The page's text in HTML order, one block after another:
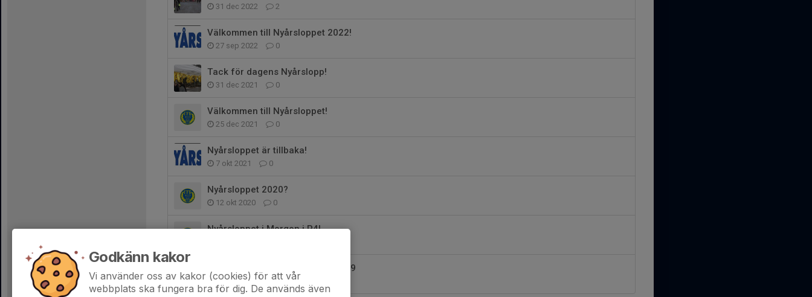
31 dec 2022 2
Välkommen till Nyårsloppet 2022!
27 sep 2022 0
Tack för dagens Nyårslopp!
31 dec 2021 0
Välkommen till Nyårsloppet!
25 dec 2021 0
Nyårsloppet är tillbaka!
7 okt 2021 0
Nyårsloppet 2020?
12 okt 2020 0
Nyårsloppet i Morgon i P4!
Deltagarrekord i Nyårsloppet 2019
3 jan 2020 0
Godkänn kakor
Vi använder oss av kakor (cookies) för att vår
webbplats ska fungera bra för dig. De används även